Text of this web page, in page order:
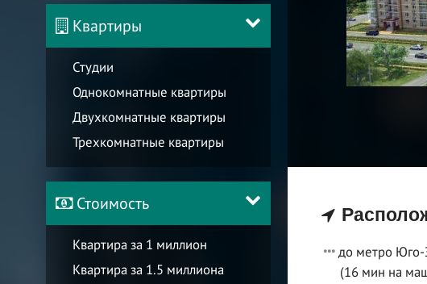
Квартиры
Студии
Однокомнатные квартиры
Двухкомнатные квартиры
Трехкомнатные квартиры
Стоимость
Квартира за 1 миллион
Квартира за 1.5 миллиона
до метро Юго-
(16 мин на